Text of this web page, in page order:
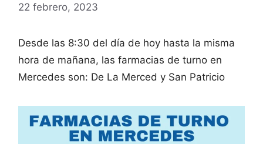
22 febrero, 2023
Desde las 8:30 del día de hoy hasta la misma
hora de mañana, las farmacias de turno en
Mercedes son: De La Merced y San Patricio